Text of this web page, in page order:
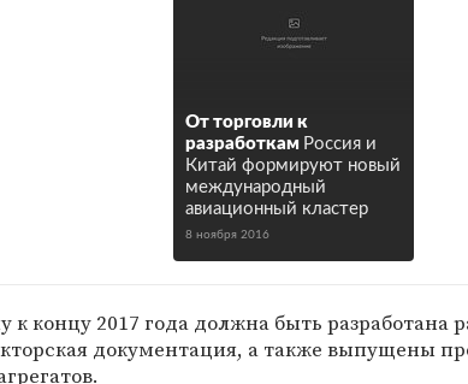
От торговли к
разработкам Россия и
Китай формируют новый
международный
авиационный кластер
8 ноября 2016
к концу 2017 года должна быть разработана
документация, а также выпущены